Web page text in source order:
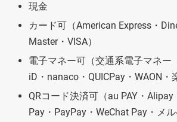
現金
カード可（American Express・
Master・VISA）
電子マネー可（交通系電子マネー
iD・nanaco・QUICPay・WAON・
QRコード決済可（au PAY・Alipay
Pay・PayPay・WeChat Pay・メ